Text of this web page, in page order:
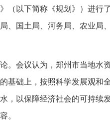
以下简称《规划》）进行
、国土局、河务局、农业局
。会议认为，郑州市当地水
基础上，按照科学发展观和
，以保障经济社会的可持续
。